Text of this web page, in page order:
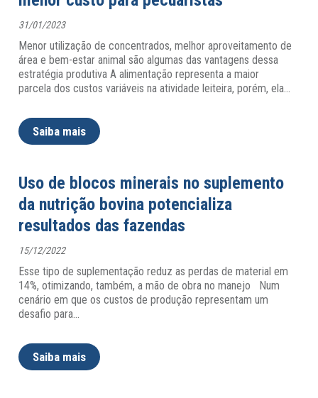
31/01/2023
Menor utilização de concentrados, melhor aproveitamento de
área e bem-estar animal são algumas das vantagens dessa
estratégia produtiva A alimentação representa a maior
parcela dos custos variáveis na atividade leiteira, porém, ela…
Saiba mais
Uso de blocos minerais no suplemento
da nutrição bovina potencializa
resultados das fazendas
15/12/2022
Esse tipo de suplementação reduz as perdas de material em
14%, otimizando, também, a mão de obra no manejo Num
cenário em que os custos de produção representam um
desafio para…
Saiba mais